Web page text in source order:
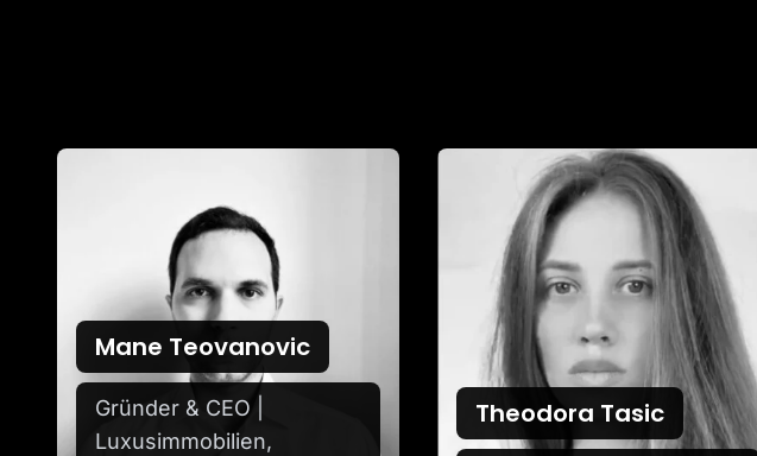
Mane Teovanovic
Gründer & CEO |
Luxusimmobilien,
Theodora Tasic